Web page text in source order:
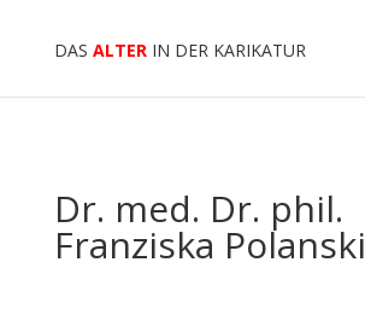
DAS ALTERIN DER KARIKATUR
Dr. med. Dr. phil.
Franziska Polanski